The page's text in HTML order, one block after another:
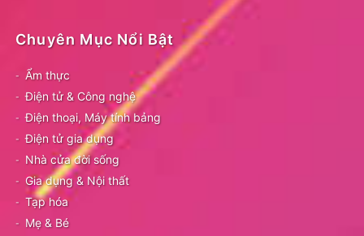
Chuyên Mục Nổi Bật
Ẩm thực
Điện tử & Công nghệ
Điện thoại, Máy tính bảng
Điện tử gia dụng
Nhà cửa đời sống
Gia dụng & Nội thất
Tạp hóa
Mẹ & Bé